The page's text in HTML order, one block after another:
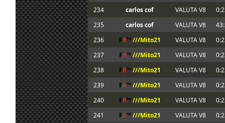
234
carlos cof VALUTA V8
235
carlos cof VALUTA V8
236
FR™ ///Mito21 VALUTA V8
237
FR™///Mito21 VALUTA V8
238
FR™ ///Mito21 VALUTA V8
239
FR™///Mito21 VALUTA V8
240
FR™ ///Mito21 VALUTA V8
241
FR™///Mito21 VALUTA V8